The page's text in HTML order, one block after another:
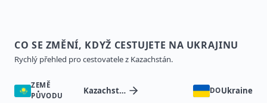
CO SE ZMĚNÍ, KDYŽ CESTUJETE NA UKRAJINU
Rychlý přehled pro cestovatele z Kazachstán.
ZEMĚ
PŮVODU
Kazachstán DOUkraine